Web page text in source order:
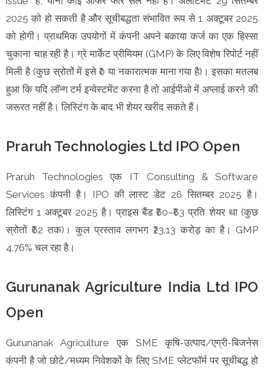
2025 को हो सकती है और सूचीबद्धता संभावित रूप से 1 अक्टूबर 2025
को होगी। प्राथमिक उपयोगों में कंपनी अपने बकाया कर्ज का एक हिस्सा
चुकाना चाह रही है। ग्रे मार्केट प्रीमियम (GMP) के लिए विशेष रिपोर्ट नहीं
मिली है (कुछ स्रोतों में इसे ₹0 या नकारात्मक माना गया है)। इसका मतलब
हुआ कि यदि लॉन्ग टर्म इन्वेस्टमेंट करना है तो आईपीओ में अप्लाई करने की
जरूरत नहीं है। लिस्टिंग के बाद भी शेयर खरीद सकते हैं।
Praruh Technologies Ltd IPO Open
Praruh Technologies एक IT Consulting & Software
Services कंपनी है। IPO की लास्ट डेट 26 सितम्बर 2025 है।
लिस्टिंग 1 अक्टूबर 2025 है। प्राइस बैंड ₹60–₹63 प्रति शेयर था (कुछ
स्रोतों ₹62 तक)। कुल प्रस्ताव लगभग ₹23.13 करोड़ का है। GMP
4.76% चल रहा है।
Gurunanak Agriculture India Ltd IPO
Open
Gurunanak Agriculture एक SME कृषि-उत्पाद/एग्री-बिजनेस
कंपनी है जो छोटे/मध्यम निवेशकों के लिए SME प्लेटफॉर्म पर सूचीबद्ध हो